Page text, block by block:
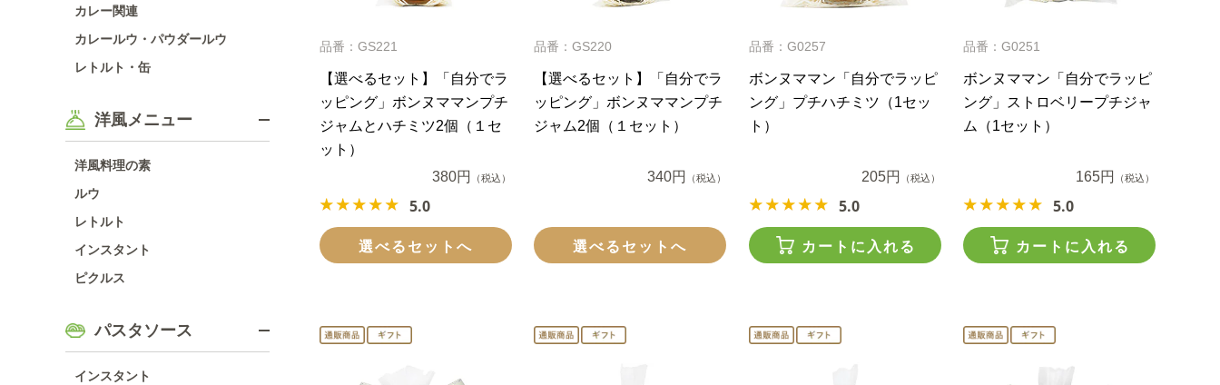
カレー関連
カレールウ・パウダールウ
レトルト・缶
洋風メニュー
洋風料理の素
ルウ
レトルト
インスタント
ピクルス
パスタソース
インスタント
品番：GS221
【選べるセット】「自分でラ
ッピング」ボンヌママンプチ
ジャムとハチミツ2個（１セ
ット）
380円
（税込）
5.0
選べるセットへ
品番：GS220
【選べるセット】「自分でラ
ッピング」ボンヌママンプチ
ジャム2個（１セット）
340円 （税込）
選べるセットへ
品番：G0257
ボンヌママン「自分でラッピ
ング」プチハチミツ（1セッ
ト）
205円 （税込）
5.0
カートに入れる
品番：G0251
ボンヌママン「自分でラッピ
ング」ストロベリープチジャ
ム（1セット）
165円 （税込）
5.0
カートに入れる